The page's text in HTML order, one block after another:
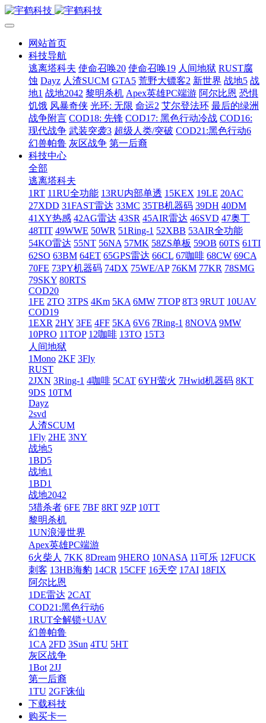
网站首页
科技导航
逃离塔科夫 使命召唤20 使命召唤19 人间地狱 RUST腐
蚀 Dayz 人渣SUCM GTA5 荒野大镖客2 新世界 战地5 战
地1 战地2042 黎明杀机 Apex英雄PC端游 阿尔比恩 恐惧
饥饿 风暴奇侠 光环: 无限 命运2 艾尔登法环 最后的绿洲
战争附言 COD18: 先锋 COD17: 黑色行动冷战 COD16:
现代战争 武装突袭3 超级人类/突破 COD21:黑色行动6
幻兽帕鲁 灰区战争 第一后裔
科技中心
全部
逃离塔科夫
1RT 11RU全功能 13RU内部单透 15KEX 19LE 20AC
27XDD 31FAST雷达 33MC 35TB机器码 39DH 40DM
41XY热感 42AG雷达 43SR 45AIR雷达 46SVD 47奥丁
48TIT 49WWE 50WR 51Ring-1 52XBB 53AIR全功能
54KO雷达 55NT 56NA 57MK 58ZS单板 59OB 60TS 61TI
62SO 63BM 64ET 65GPS雷达 66CL 67咖啡 68CW 69CA
70FE 73PY机器码 74DX 75WE/AP 76KM 77KR 78SMG
79SKY 80RTS
COD20
1FE 2TO 3TPS 4Km 5KA 6MW 7TOP 8T3 9RUT 10UAV
COD19
1EXR 2HY 3FE 4FF 5KA 6V6 7Ring-1 8NOVA 9MW
10PRO 11TOP 12咖啡 13TO 15T3
人间地狱
1Mono 2KF 3Fly
RUST
2JXN 3Ring-1 4咖啡 5CAT 6YH萤火 7Hwid机器码 8KT
9DS 10TM
Dayz
2svd
人渣SCUM
1Fly 2HE 3NY
战地5
1BD5
战地1
1BD1
战地2042
5猎杀者 6FE 7BF 8RT 9ZP 10TT
黎明杀机
1UN浪漫世界
Apex英雄PC端游
6火柴人 7KK 8Dream 9HERO 10NASA 11可乐 12FUCK
刺客 13HB海豹 14CR 15CFF 16天空 17AI 18FIX
阿尔比恩
1DE雷达 2CAT
COD21:黑色行动6
1RUT全解锁+UAV
幻兽帕鲁
1CA 2FD 3Sun 4TU 5HT
灰区战争
1Bot 2JJ
第一后裔
1TU 2GF诛仙
下载科技
购买卡一